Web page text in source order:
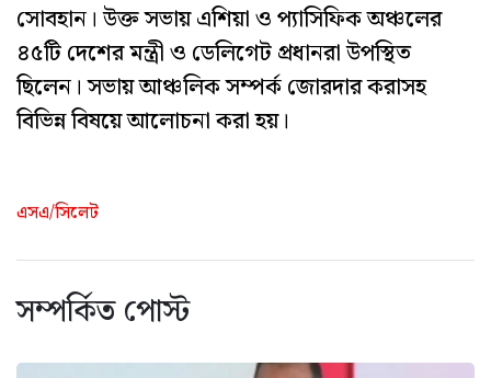
সোবহান। উক্ত সভায় এশিয়া ও প্যাসিফিক অঞ্চলের
৪৫টি দেশের মন্ত্রী ও ডেলিগেট প্রধানরা উপস্থিত
ছিলেন। সভায় আঞ্চলিক সম্পর্ক জোরদার করাসহ
বিভিন্ন বিষয়ে আলোচনা করা হয়।
এসএ/সিলেট
সম্পর্কিত পোস্ট